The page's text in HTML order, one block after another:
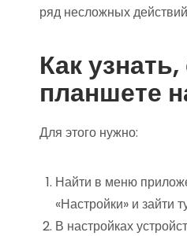
ряд несложных
Как
планшете
Для этого нужно:
Найти в меню
«Настройки» и зайти
В настройках